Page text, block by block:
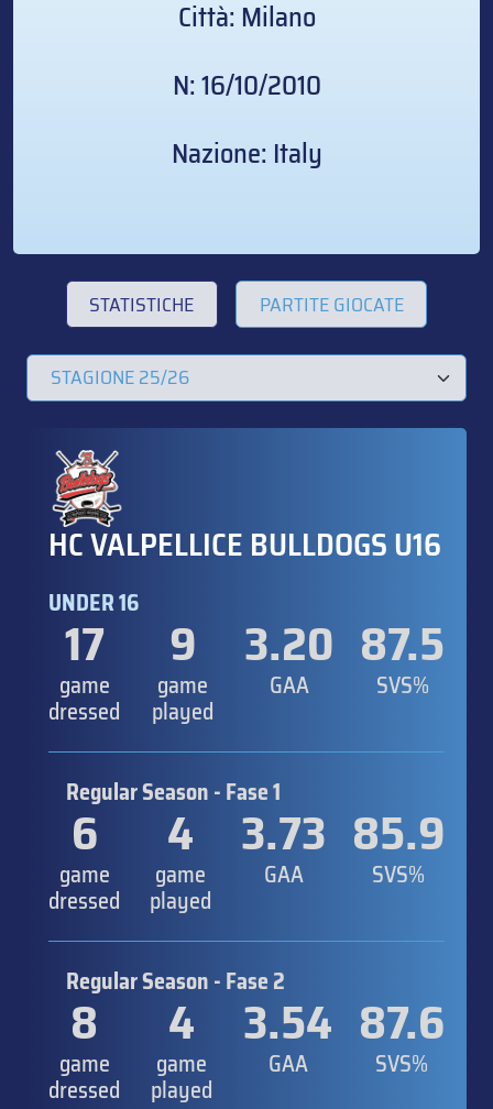
Città: Milano
N: 16/10/2010
Nazione: Italy
STATISTICHE PARTITE GIOCATE
HC VALPELLICE BULLDOGS U16
UNDER 16
17
game
dressed
9
game
played
3.20
GAA
87.5
SVS%
Regular Season - Fase 1
6
game
dressed
4
game
played
3.73
GAA
85.9
SVS%
Regular Season - Fase 2
8
game
dressed
4
game
played
3.54
GAA
87.6
SVS%